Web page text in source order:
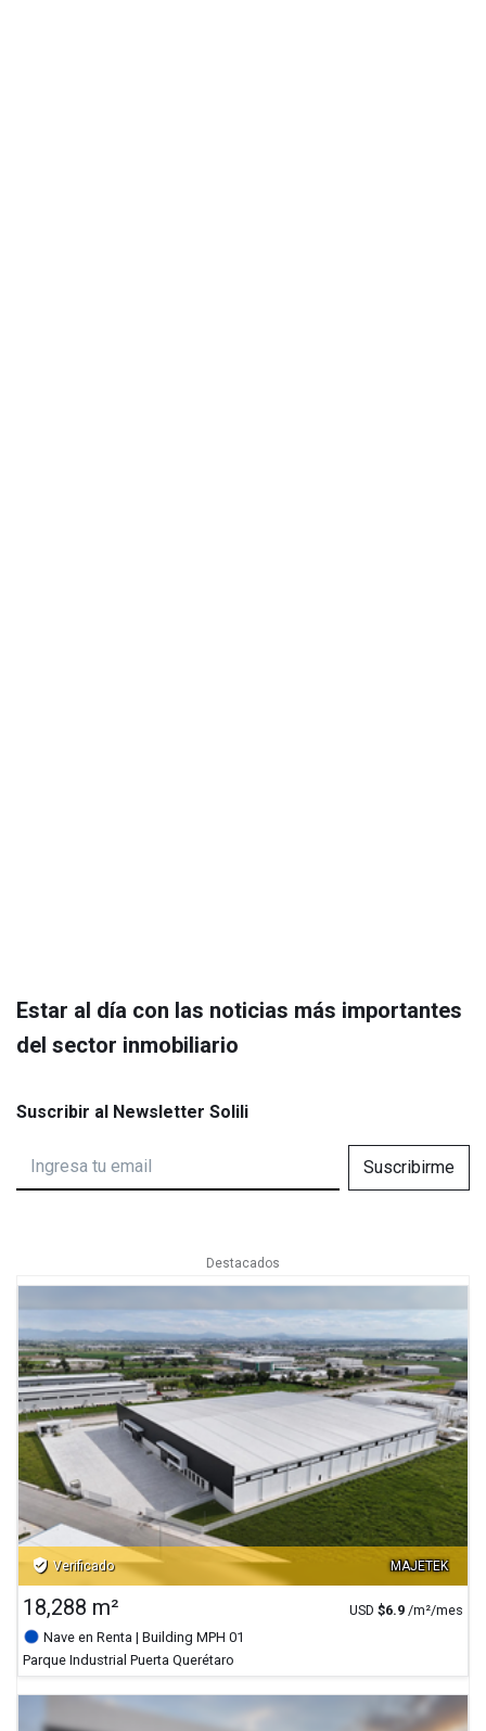
Estar al día con las noticias más importantes
del sector inmobiliario
Suscribir al Newsletter Solili
Suscribirme
Destacados
MAJETEK
verified_user Verificado
18,288 m² USD $6.9 /m²/mes
Nave en Renta | Building MPH 01
Parque Industrial Puerta Querétaro